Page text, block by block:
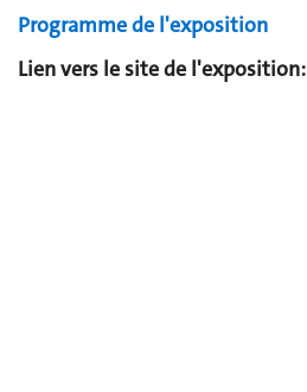
Programme de l'exposition
Lien vers le site de l'exposition: